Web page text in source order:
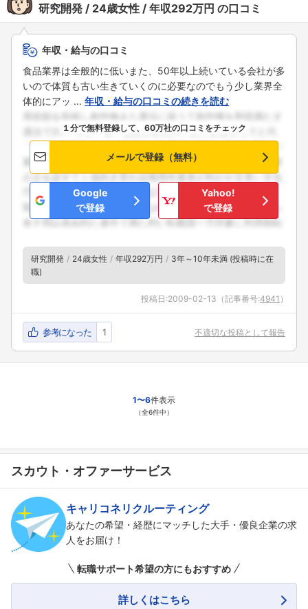
研究開発 24歳女性 年収292万円 の口コミ
年収・給与の口コミ
食品業界は全般的に低いまた、50年以上続いている会社が多
いので体質も古い生きていくのに必要なのでもう少し業界全
体的にアッ ... 年収・給与の口コミの続きを読む
１分で無料登録して、60万社の口コミをチェック
メールで登録（無料）
Google
で登録
Yahoo!
で登録
研究開発 24歳女性 年収292万円
3年～10年未満 (投稿時に在
職)
投稿日:2009-02-13 （記事番号:4941 ）
参考になった 1 不適切な投稿として報告
1〜6件表示
（全6件中）
スカウト・オファーサービス
キャリコネリクルーティング
あなたの希望・経歴にマッチした大手・優良企業の求
人をお届け！
転職サポート希望の方にもおすすめ
詳しくはこちら